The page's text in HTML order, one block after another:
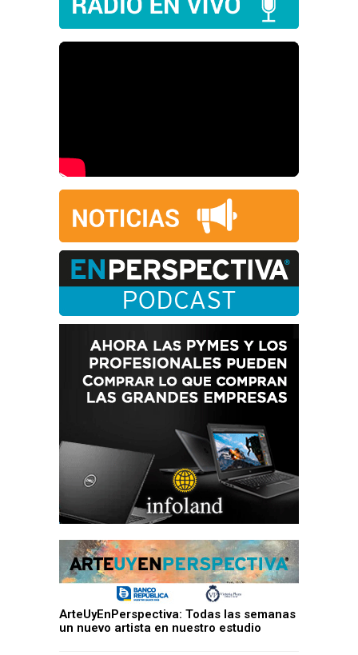
ArteUyEnPerspectiva: Todas las semanas
un nuevo artista en nuestro estudio